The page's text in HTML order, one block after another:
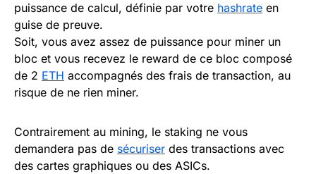
puissance de calcul, définie par votre hashrate en
guise de preuve.
Soit, vous avez assez de puissance pour miner un
bloc et vous recevez le reward de ce bloc composé
de 2 ETH accompagnés des frais de transaction, au
risque de ne rien miner.
Contrairement au mining, le staking ne vous
demandera pas de sécuriser des transactions avec
des cartes graphiques ou des ASICs.